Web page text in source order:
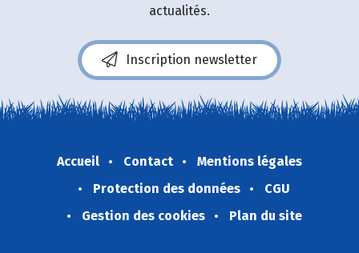
actualités.
Inscription newsletter
Accueil Contact
Mentions légales
Protection des données
CGU
Gestion des cookies
Plan du site